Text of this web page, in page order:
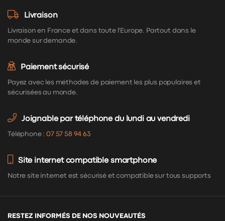
Livraison
Livraison en France et dans toute l'Europe. Partout dans le
monde sur demande.
Paiement sécurisé
Payez avec les méthodes de paiement les plus populaires et
sécurisées au monde.
Joignable par téléphone du lundi au vendredi
Téléphone :07 57 58 94 63
Site internet compatible smartphone
Notre site internet est sécurisé et compatible sur tous supports
RESTEZ INFORMÉS DE NOS NOUVEAUTÉS